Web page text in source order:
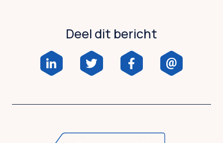
Deel dit bericht